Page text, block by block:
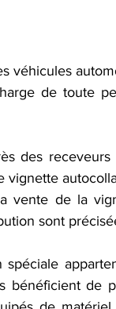
véhicules
de toute
des
vignette
sont
spéciale
bénéficient de